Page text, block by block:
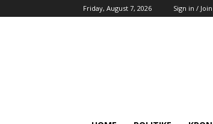
Friday, August 7, 2026 Sign in / Join